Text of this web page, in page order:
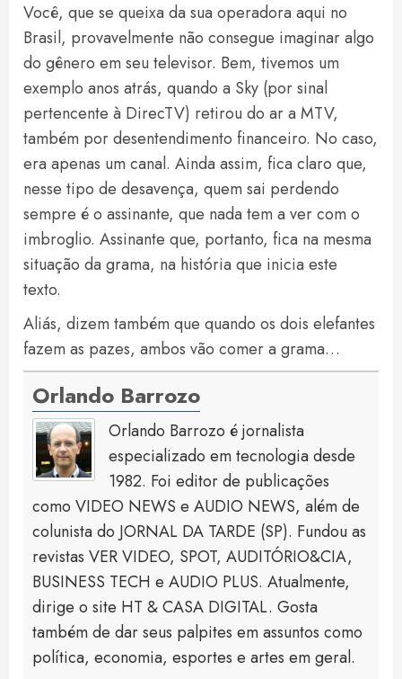
Você, que se queixa da sua operadora aqui no
Brasil, provavelmente não consegue imaginar algo
do gênero em seu televisor. Bem, tivemos um
exemplo anos atrás, quando a Sky (por sinal
pertencente à DirecTV) retirou do ar a MTV,
também por desentendimento financeiro. No caso,
era apenas um canal. Ainda assim, fica claro que,
nesse tipo de desavença, quem sai perdendo
sempre é o assinante, que nada tem a ver com o
imbroglio. Assinante que, portanto, fica na mesma
situação da grama, na história que inicia este
texto.
Aliás, dizem também que quando os dois elefantes
fazem as pazes, ambos vão comer a grama…
Orlando Barrozo
Orlando Barrozo é jornalista
especializado em tecnologia desde
1982. Foi editor de publicações
como VIDEO NEWS e AUDIO NEWS, além de
colunista do JORNAL DA TARDE (SP). Fundou as
revistas VER VIDEO, SPOT, AUDITÓRIO&CIA,
BUSINESS TECH e AUDIO PLUS. Atualmente,
dirige o site HT & CASA DIGITAL. Gosta
também de dar seus palpites em assuntos como
política, economia, esportes e artes em geral.